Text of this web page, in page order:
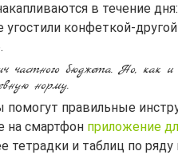
в течение
угостили конфеткой-
частного бюджета. Но, как
норму.
помогут правильные
на смартфон приложение
тетрадки и таблиц по ряду